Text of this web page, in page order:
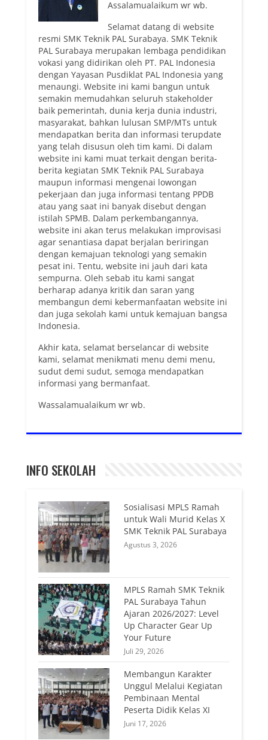
Assalamualaikum wr wb.
Selamat datang di website
resmi SMK Teknik PAL Surabaya. SMK Teknik
PAL Surabaya merupakan lembaga pendidikan
vokasi yang didirikan oleh PT. PAL Indonesia
dengan Yayasan Pusdiklat PAL Indonesia yang
menaungi. Website ini kami bangun untuk
semakin memudahkan seluruh stakeholder
baik pemerintah, dunia kerja dunia industri,
masyarakat, bahkan lulusan SMP/MTs untuk
mendapatkan berita dan informasi terupdate
yang telah disusun oleh tim kami. Di dalam
website ini kami muat terkait dengan berita-
berita kegiatan SMK Teknik PAL Surabaya
maupun informasi mengenai lowongan
pekerjaan dan juga informasi tentang PPDB
atau yang saat ini banyak disebut dengan
istilah SPMB. Dalam perkembangannya,
website ini akan terus melakukan improvisasi
agar senantiasa dapat berjalan beriringan
dengan kemajuan teknologi yang semakin
pesat ini. Tentu, website ini jauh dari kata
sempurna. Oleh sebab itu kami sangat
berharap adanya kritik dan saran yang
membangun demi kebermanfaatan website ini
dan juga sekolah kami untuk kemajuan bangsa
Indonesia.
Akhir kata, selamat berselancar di website
kami, selamat menikmati menu demi menu,
sudut demi sudut, semoga mendapatkan
informasi yang bermanfaat.
Wassalamualaikum wr wb.
INFO SEKOLAH
Sosialisasi MPLS Ramah
untuk Wali Murid Kelas X
SMK Teknik PAL Surabaya
Agustus 3, 2026
MPLS Ramah SMK Teknik
PAL Surabaya Tahun
Ajaran 2026/2027: Level
Up Character Gear Up
Your Future
Juli 29, 2026
Membangun Karakter
Unggul Melalui Kegiatan
Pembinaan Mental
Peserta Didik Kelas XI
Juni 17, 2026